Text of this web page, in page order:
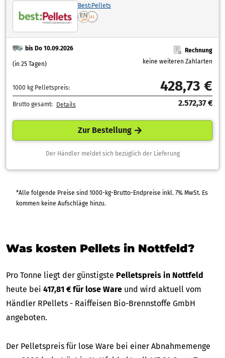
Best:Pellets
bis Do 10.09.2026
(in 25 Tagen)
Rechnung
keine weiteren Zahlarten
1000 kg Pelletspreis: 428,73 €
Brutto gesamt: Details 2.572,37 €
Zur Bestellung
Der Händler meldet sich bezüglich der Lieferung
*Alle folgende Preise sind 1000-kg-Brutto-Endpreise inkl. 7% MwSt. Es
kommen keine Aufschläge hinzu.
Was kosten Pellets in Nottfeld?
Pro Tonne liegt der günstigste Pelletspreis in Nottfeld
heute bei 417,81 € für lose Ware und wird aktuell vom
Händler RPellets - Raiffeisen Bio-Brennstoffe GmbH
angeboten.
Der Pelletspreis für lose Ware bei einer Abnahmemenge